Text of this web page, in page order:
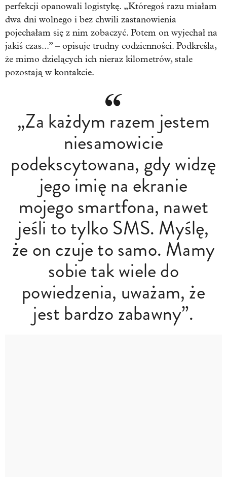
perfekcji opanowali logistykę. „Któregoś razu miałam
dwa dni wolnego i bez chwili zastanowienia
pojechałam się z nim zobaczyć. Potem on wyjechał na
jakiś czas...” – opisuje trudny codzienności. Podkreśla,
że mimo dzielących ich nieraz kilometrów, stale
pozostają w kontakcie.
„Za każdym razem jestem
niesamowicie
podekscytowana, gdy widzę
jego imię na ekranie
mojego smartfona, nawet
jeśli to tylko SMS. Myślę,
że on czuje to samo. Mamy
sobie tak wiele do
powiedzenia, uważam, że
jest bardzo zabawny”.